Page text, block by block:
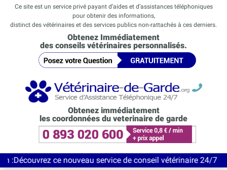
Ce site est un service privé payant d’aides et d’assistances téléphoniques
pour obtenir des informations,
distinct des vétérinaires et des services publics non-rattachés à ces derniers.
Obtenez Immédiatement
des conseils vétérinaires personnalisés.
Obtenez immédiatement
les coordonnées du veterinaire de garde
ce nouveau service de conseil vétérinaire 24/7